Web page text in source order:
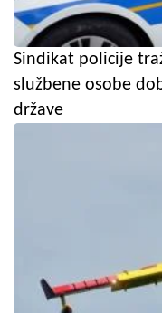
Sindikat policije
službene osobe
države